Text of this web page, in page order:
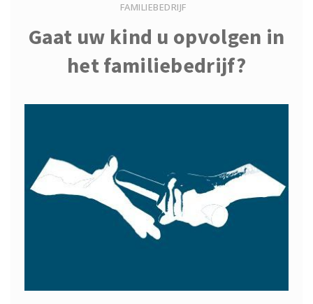
FAMILIEBEDRIJF
Gaat uw kind u opvolgen in
het familiebedrijf?